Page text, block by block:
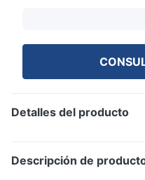
Detalles del producto
Descripción de